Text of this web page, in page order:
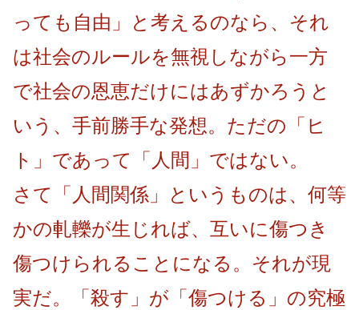
っても自由」と考えるのなら、それ
は社会のルールを無視しながら一方
で社会の恩恵だけにはあずかろうと
いう、手前勝手な発想。ただの「ヒ
ト」であって「人間」ではない。
さて「人間関係」というものは、何等
かの軋轢が生じれば、互いに傷つき
傷つけられることになる。それが現
実だ。「殺す」が「傷つける」の究極